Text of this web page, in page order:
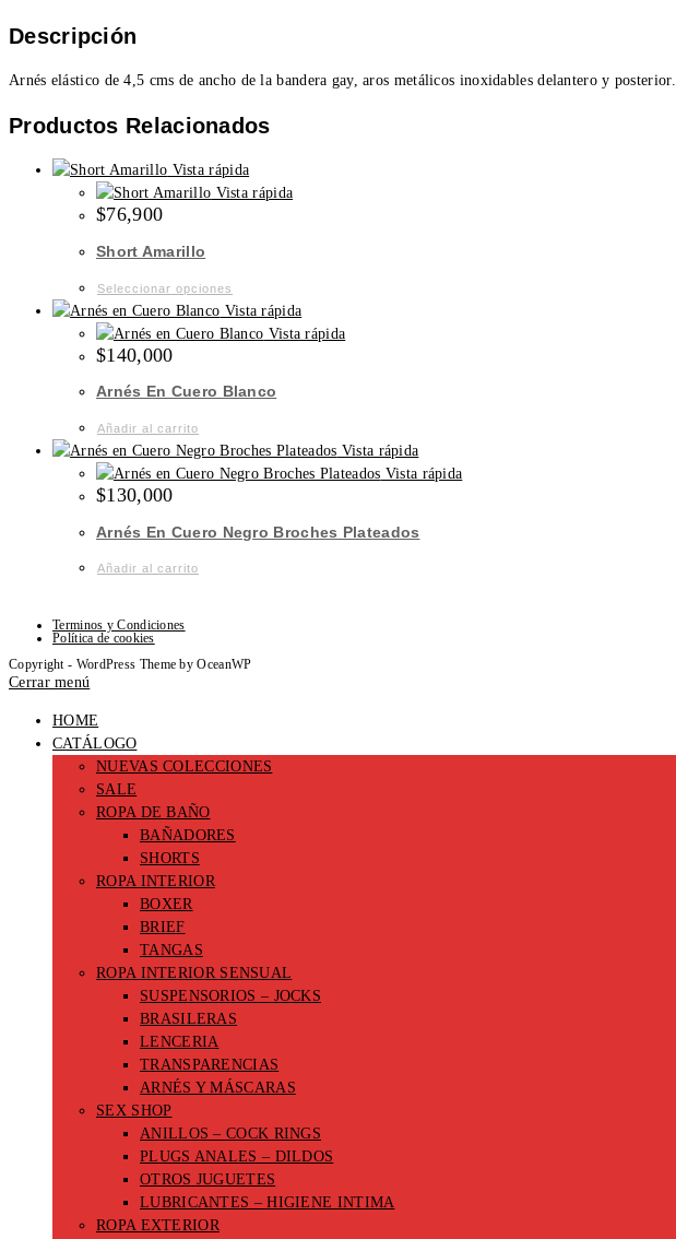
Descripción
Arnés elástico de 4,5 cms de ancho de la bandera gay, aros metálicos inoxidables delantero y posterior.
Productos Relacionados
Vista rápida
Vista rápida
$76,900
Short Amarillo
Seleccionar opciones
producto
tiene
Las
se
pueden
la
Vista rápida
Vista rápida
$140,000
Arnés En Cuero Blanco
Añadir al carrito
Vista rápida
Vista rápida
$130,000
Arnés En Cuero Negro Broches Plateados
Añadir al carrito
Terminos y Condiciones
Política de cookies
Copyright - WordPress Theme by OceanWP
Cerrar menú
HOME
CATÁLOGO
NUEVAS COLECCIONES
SALE
ROPA DE BAÑO
BAÑADORES
SHORTS
ROPA INTERIOR
BOXER
BRIEF
TANGAS
ROPA INTERIOR SENSUAL
SUSPENSORIOS – JOCKS
BRASILERAS
LENCERIA
TRANSPARENCIAS
ARNÉS Y MÁSCARAS
SEX SHOP
ANILLOS – COCK RINGS
PLUGS ANALES – DILDOS
OTROS JUGUETES
LUBRICANTES – HIGIENE INTIMA
ROPA EXTERIOR